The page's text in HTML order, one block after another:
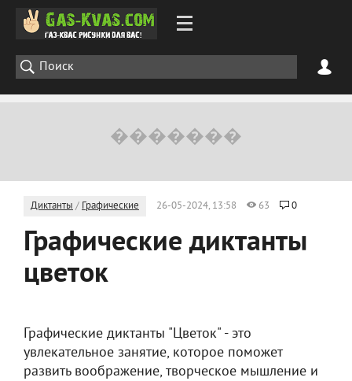
Диктанты / Графические 26-05-2024, 13:58 63 0
Графические диктанты
цветок
Графические диктанты "Цветок" - это
увлекательное занятие, которое поможет
развить воображение, творческое мышление и